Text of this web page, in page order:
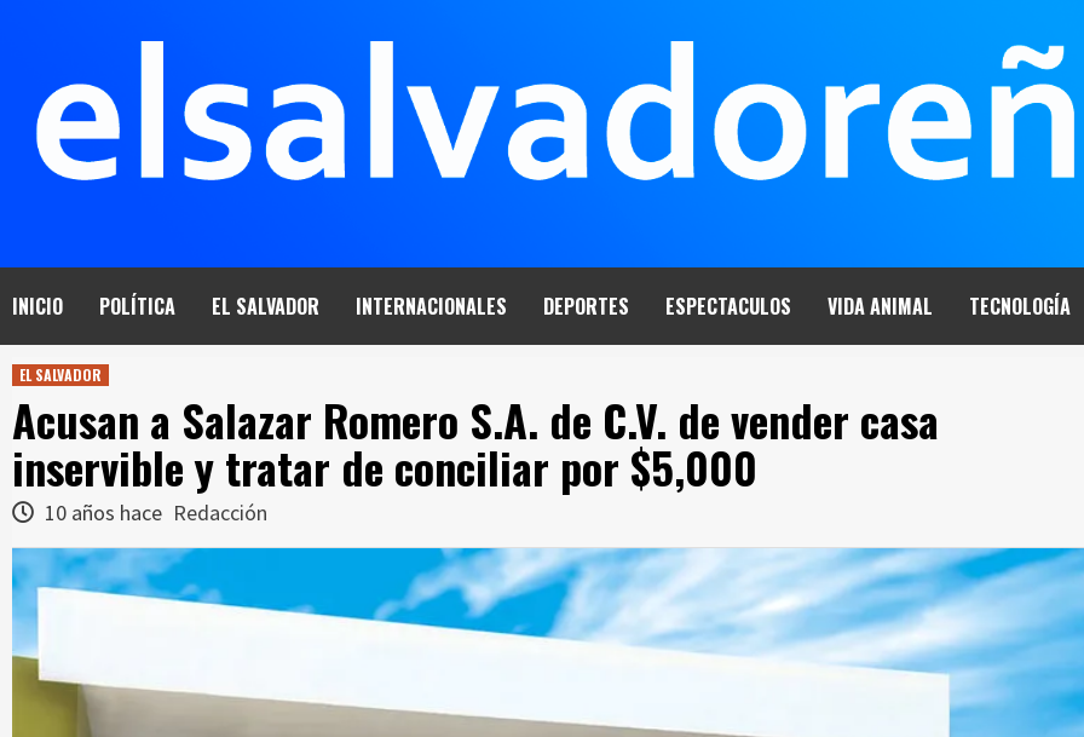
INICIO POLÍTICA EL SALVADOR INTERNACIONALES DEPORTES ESPECTACULOS VIDA ANIMAL TECNOLOGÍA
EL SALVADOR
Acusan a Salazar Romero S.A. de C.V. de vender casa
inservible y tratar de conciliar por $5,000
10 años hace Redacción